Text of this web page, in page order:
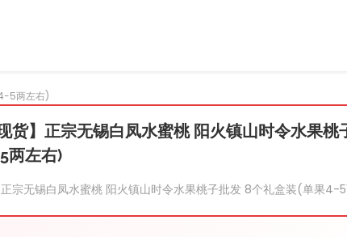
5两左右)
货】正宗无锡白凤水蜜桃 阳火镇山时令水果桃
两左右)
宗无锡白凤水蜜桃 阳火镇山时令水果桃子批发 8个礼盒装(单果4-